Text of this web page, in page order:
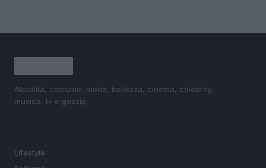
Attualità, costume, moda, bellezza, cinema, celebrity,
musica, tv e gossip.
Lifestyle